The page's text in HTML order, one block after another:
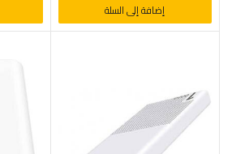
إضافة إلى السلة